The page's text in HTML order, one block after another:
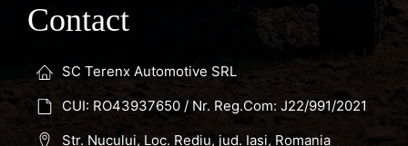
Contact
SC Terenx Automotive SRL
CUI: RO43937650 / Nr. Reg.Com: J22/991/2021
Str. Nucului, Loc. Rediu, jud. Iasi, Romania